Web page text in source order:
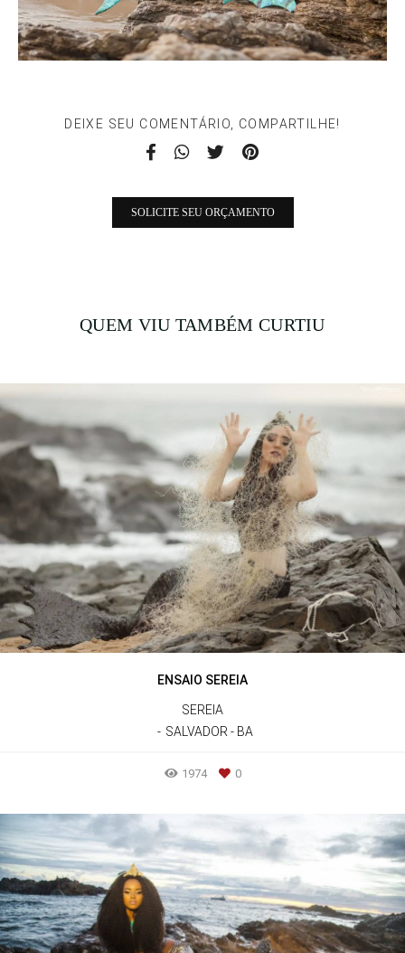
DEIXE SEU COMENTÁRIO, COMPARTILHE!
SOLICITE SEU ORÇAMENTO
QUEM VIU TAMBÉM CURTIU
ENSAIO SEREIA
SEREIA
SALVADOR - BA
1974 0